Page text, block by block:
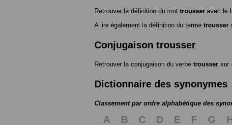
Retrouver la définition du mot trousser avec le
A lire également la définition du terme trousser
Conjugaison trousser
Retrouver la conjugaison du verbe trousser sur
Dictionnaire des synonymes
Classement par ordre alphabétique des
A B C D E F G